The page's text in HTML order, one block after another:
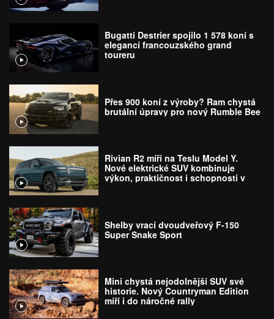
Bugatti Destrier spojilo 1 578 koní s
elegancí francouzského grand
toureru
Přes 900 koní z výroby? Ram chystá
brutální úpravy pro nový Rumble Bee
Rivian R2 míří na Teslu Model Y.
Nové elektrické SUV kombinuje
výkon, praktičnost i schopnosti v
Shelby vrací dvoudveřový F-150
Super Snake Sport
Mini chystá nejodolnější SUV své
historie. Nový Countryman Edition
míří i do náročné rally